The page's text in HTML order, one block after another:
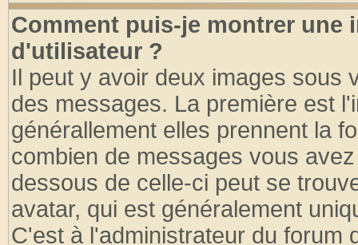
Comment puis-je montrer une
d'utilisateur ?
Il peut y avoir deux images sous
des messages. La première est
générallement elles prennent la
combien de messages vous
dessous de celle-ci peut se
avatar, qui est généralement
C'est à l'administrateur du forum